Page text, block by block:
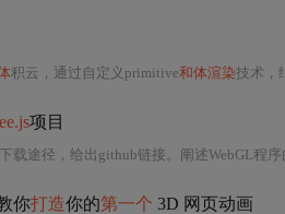
积云，通过自定义primitive和体渲染技术，
项目
载途径，给出github链接。阐述WebGL程
你打造你的第一个 3D 网页动画